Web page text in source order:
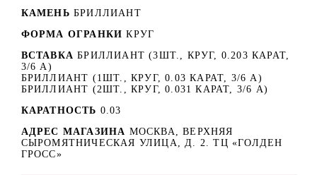
КАМЕНЬ БРИЛЛИАНТ
ФОРМА ОГРАНКИ КРУГ
ВСТАВКА БРИЛЛИАНТ (3ШТ., КРУГ, 0.203 КАРАТ,
3/6 А)
БРИЛЛИАНТ (1ШТ., КРУГ, 0.03 КАРАТ, 3/6 А)
БРИЛЛИАНТ (2ШТ., КРУГ, 0.031 КАРАТ, 3/6 А)
КАРАТНОСТЬ 0.03
АДРЕС МАГАЗИНА МОСКВА, ВЕРХНЯЯ
СЫРОМЯТНИЧЕСКАЯ УЛИЦА, Д. 2. ТЦ «ГОЛДЕН
ГРОСС»